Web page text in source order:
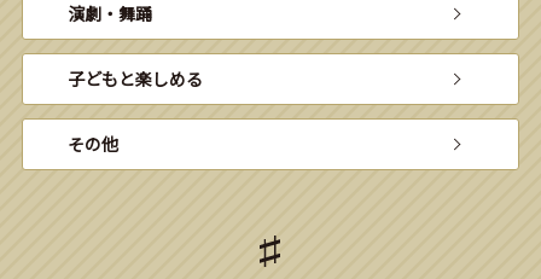
演劇・舞踊
子どもと楽しめる
その他